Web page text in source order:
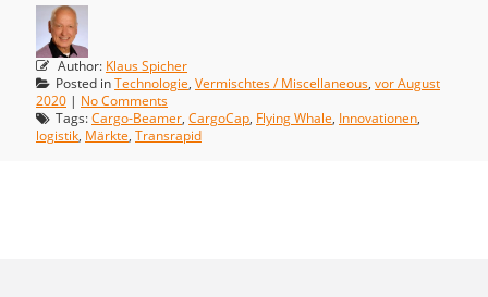
Author: Klaus Spicher
Posted inTechnologie, Vermischtes / Miscellaneous, vor August
2020 | No Comments
Tags:Cargo-Beamer, CargoCap, Flying Whale, Innovationen,
logistik, Märkte, Transrapid